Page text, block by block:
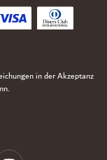
in der Akzeptanz